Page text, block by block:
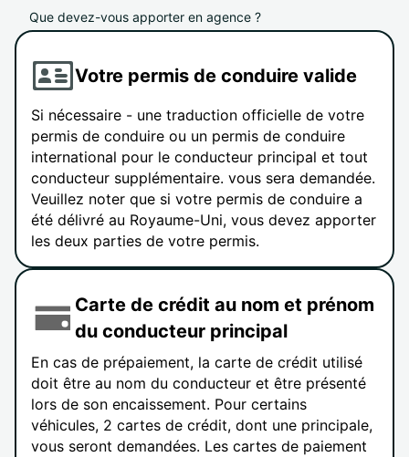
Que devez-vous apporter en agence ?
Votre permis de conduire valide
Si nécessaire - une traduction officielle de votre
permis de conduire ou un permis de conduire
international pour le conducteur principal et tout
conducteur supplémentaire. vous sera demandée.
Veuillez noter que si votre permis de conduire a
été délivré au Royaume-Uni, vous devez apporter
les deux parties de votre permis.
Carte de crédit au nom et prénom
du conducteur principal
En cas de prépaiement, la carte de crédit utilisé
doit être au nom du conducteur et être présenté
lors de son encaissement. Pour certains
véhicules, 2 cartes de crédit, dont une principale,
vous seront demandées. Les cartes de paiement